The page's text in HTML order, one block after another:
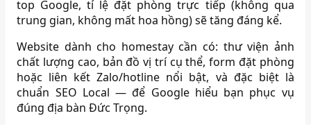
top Google, tỉ lệ đặt phòng trực tiếp (không qua
trung gian, không mất hoa hồng) sẽ tăng đáng kể.
Website dành cho homestay cần có: thư viện ảnh
chất lượng cao, bản đồ vị trí cụ thể, form đặt phòng
hoặc liên kết Zalo/hotline nổi bật, và đặc biệt là
chuẩn SEO Local — để Google hiểu bạn phục vụ
đúng địa bàn Đức Trọng.